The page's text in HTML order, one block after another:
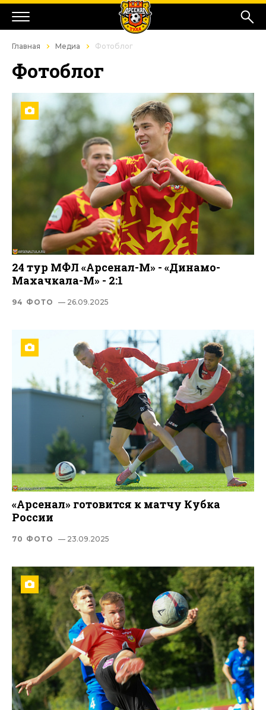
Главная Медиа Фотоблог
Фотоблог
24 тур МФЛ «Арсенал-М» - «Динамо-
Махачкала-М» - 2:1
94 ФОТО — 26.09.2025
«Арсенал» готовится к матчу Кубка
России
70 ФОТО — 23.09.2025